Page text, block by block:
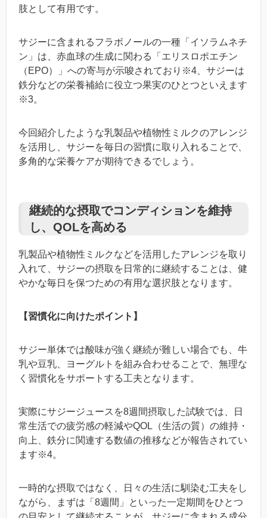
肢として有用です。
サジーに含まれるフラボノールの一種「イソラムネチ
ン」は、赤血球の生成に関わる「エリスロポエチン
（EPO）」への寄与が示唆されており※4、サジーは
鉄分などの栄養補給に役立つ果実のひとつといえます
※3。
今回紹介したような乳製品や植物性ミルクのアレンジ
を活用し、サジーを毎日の習慣に取り入れることで、
多角的な栄養ケアが期待できるでしょう。
継続的な摂取でコンディションを維持
し、QOLを高める
乳製品や植物性ミルクなどを活用したアレンジを取り
入れて、サジーの摂取を日常的に継続することは、健
やかな毎日を保つための有用な選択肢となります。
【習慣化に向けたポイント】
サジー単体では酸味が強く継続が難しい場合でも、牛
乳や豆乳、ヨーグルトを組み合わせることで、無理な
く習慣化をサポートする工夫となります。
実際にサジージュースを8週間摂取した試験では、日
常生活での疲労感の軽減やQOL（生活の質）の維持・
向上、鉄分に関連する数値の推移などが報告されてい
ます※4。
一時的な摂取ではなく、日々の生活に馴染む工夫をし
ながら、まずは「8週間」といった一定期間をひとつ